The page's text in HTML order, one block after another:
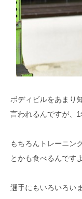
ボディビルをあまり
言われるんですが、
もちろんトレーニン
とかも食べるんですよ
選手にもいろいろい